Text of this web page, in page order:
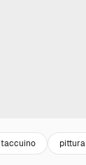
taccuino pittura